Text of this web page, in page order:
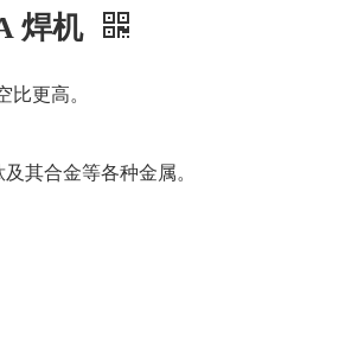
焊机
更高。
其合金等各种金属。